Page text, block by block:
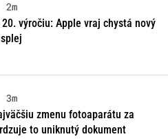
2m
výročiu: Apple vraj chystá nový
3m
zmenu fotoaparátu za
to uniknutý dokument